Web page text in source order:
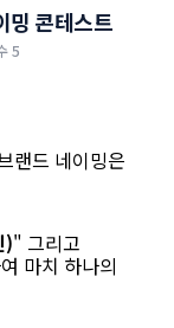
밍 콘테스트
5
랜드 네이밍은
)" 그리고
마치 하나의